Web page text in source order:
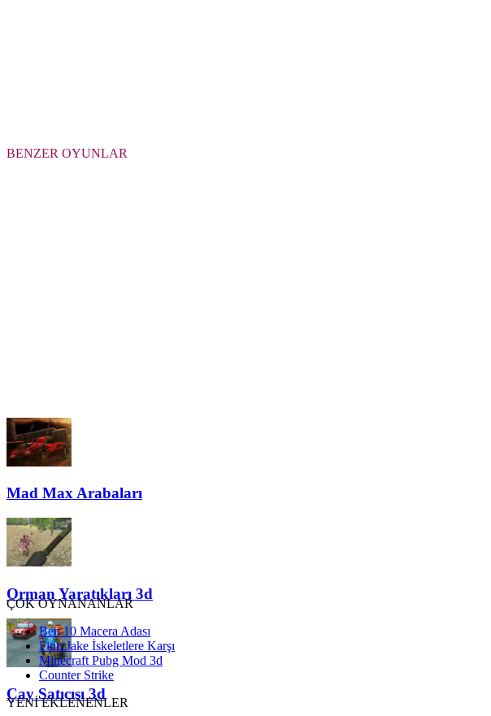
BENZER OYUNLAR
Mad Max Arabaları
Orman Yaratıkları 3d
Çay Satıcısı 3d
ÇOK OYNANANLAR
Ben 10 Macera Adası
Finn Jake İskeletlere Karşı
Minecraft Pubg Mod 3d
Counter Strike
YENİ EKLENENLER